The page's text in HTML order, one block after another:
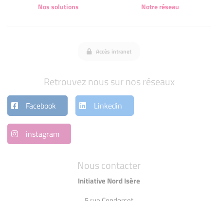
Nous contacter
Initiative Nord Isère
Nos solutions
Notre réseau
Accès intranet
Retrouvez nous sur nos réseaux
Facebook Linkedin
instagram